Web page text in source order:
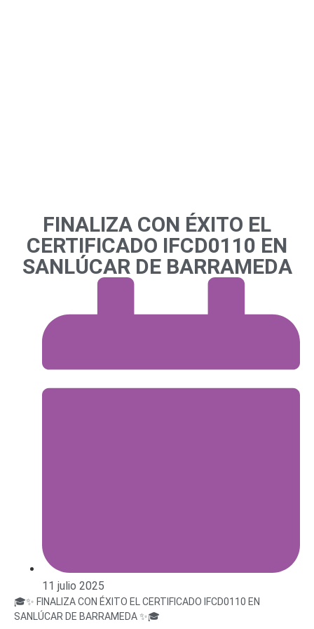
FINALIZA CON ÉXITO EL
CERTIFICADO IFCD0110 EN
SANLÚCAR DE BARRAMEDA
11 julio 2025
🎓✨ FINALIZA CON ÉXITO EL CERTIFICADO IFCD0110 EN
SANLÚCAR DE BARRAMEDA✨🎓